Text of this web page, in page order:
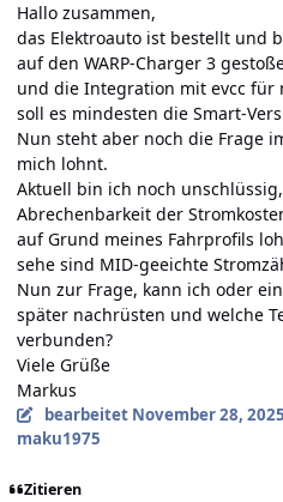
Hallo zusammen,
das Elektroauto ist bestellt und
auf den WARP-Charger 3
und die Integration mit evcc
soll es mindesten die Smart-
Nun steht aber noch die Frage
mich lohnt.
Aktuell bin ich noch
Abrechenbarkeit der
auf Grund meines Fahrprofils
sehe sind MID-geeichte
Nun zur Frage, kann ich oder
später nachrüsten und welche
verbunden?
Viele Grüße
Markus
bearbeitet November 28,
maku1975
Zitieren